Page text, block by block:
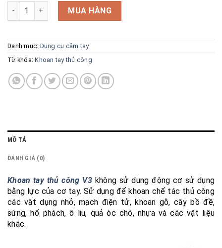
Khoan tay thủ công V3 số lượng
MUA HÀNG
Danh mục: Dụng cụ cầm tay
Từ khóa:Khoan tay thủ công
MÔ TẢ
ĐÁNH GIÁ (0)
Khoan tay thủ công V3không sử dụng động cơ sử dụng
bằng lực của cơ tay. Sử dụng để khoan chế tác thủ công
các vật dụng nhỏ, mạch điện tử, khoan gỗ, cây bồ đề,
sừng, hổ phách, ô liu, quả óc chó, nhựa và các vật liệu
khác.